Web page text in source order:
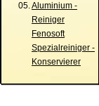
05.Aluminium -
Reiniger
Fenosoft
Spezialreiniger -
Konservierer